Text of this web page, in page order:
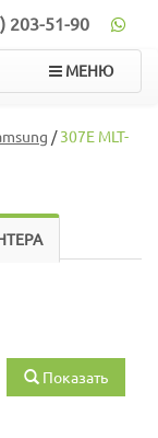
203-51-90
МЕНЮ
/307E MLT-
Показать